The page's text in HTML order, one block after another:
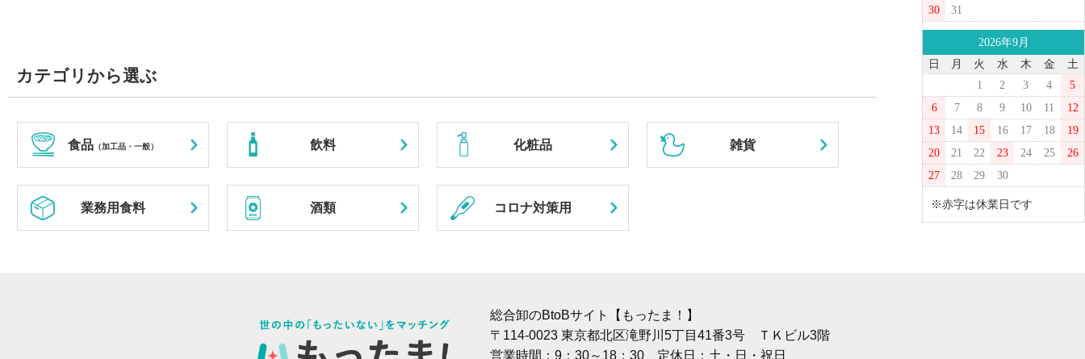
カテゴリから選ぶ
食品 （加工品・一般） 飲料 化粧品 雑貨
業務用食料 酒類 コロナ対策用
30
31
2026年9月
日
月 火 水 木 金
土
1
2 3 4
5
6
7 8 9 10 11
12
13
14 15 16 17 18
19
20
21 22 23 24 25
26
27
28 29 30
※赤字は休業日です
総合卸のBtoBサイト【もったま！】
〒114-0023 東京都北区滝野川5丁目41番3号 ＴＫビル3階
営業時間：9：30～18：30 定休日：土・日・祝日